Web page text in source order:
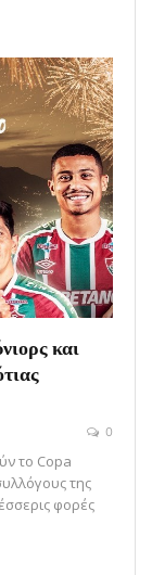
και
0
το Copa
της
φορές